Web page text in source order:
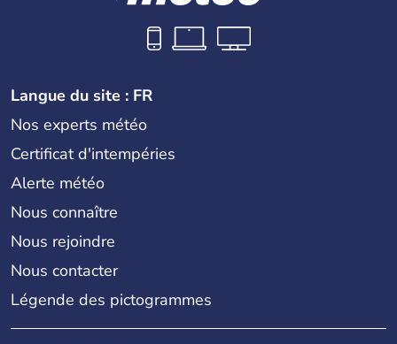
Langue du site : FR
Nos experts météo
Certificat d'intempéries
Alerte météo
Nous connaître
Nous rejoindre
Nous contacter
Légende des pictogrammes